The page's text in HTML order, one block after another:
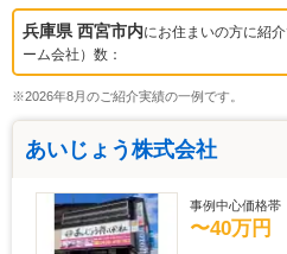
兵庫県 西宮市内にお住まいの方に紹
ーム会社）数：
※2026年8月のご紹介実績の一例です。
あいじょう株式会社
事例中心価格帯
〜40万円